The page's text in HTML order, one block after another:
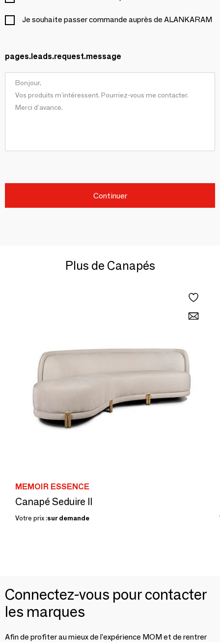
Je souhaite passer commande auprès de ALANKARAM
pages.leads.request.message
Continuer
Plus de Canapés
MEMOIR ESSENCE
Canapé Seduire II
Votre prix :sur demande
Connectez-vous pour contacter
les marques
Afin de profiter au mieux de l'expérience MOM et de rentrer